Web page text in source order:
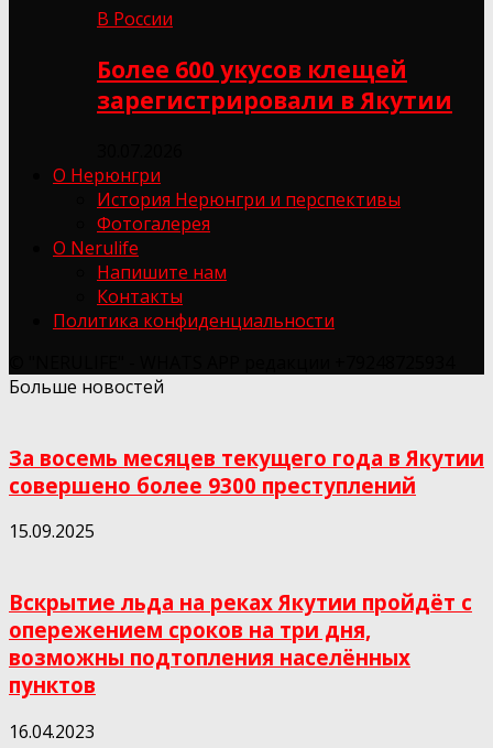
В России
Более 600 укусов клещей
зарегистрировали в Якутии
О Нерюнгри
История Нерюнгри и перспективы
Фотогалерея
О Nerulife
Напишите нам
Контакты
Политика конфиденциальности
Больше новостей
За восемь месяцев текущего года в Якутии
совершено более 9300 преступлений
15.09.2025
Вскрытие льда на реках Якутии пройдёт с
опережением сроков на три дня,
возможны подтопления населённых
пунктов
16.04.2023